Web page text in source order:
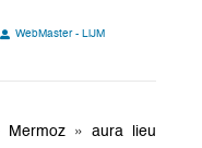
WebMaster - LiJM
» aura lieu